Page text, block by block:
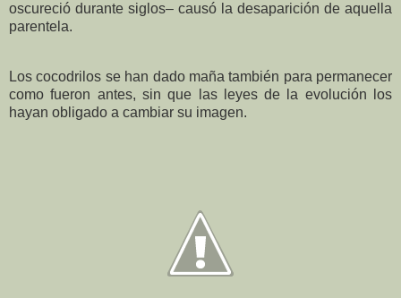
oscureció durante siglos– causó la desaparición de aquella
parentela.
Los cocodrilos se han dado maña también para permanecer
como fueron antes, sin que las leyes de la evolución los
hayan obligado a cambiar su imagen.